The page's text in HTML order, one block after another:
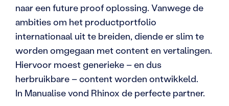
naar een future proof oplossing. Vanwege de
ambities om het productportfolio
internationaal uit te breiden, diende er slim te
worden omgegaan met content en vertalingen.
Hiervoor moest generieke – en dus
herbruikbare – content worden ontwikkeld.
In Manualise vond Rhinox de perfecte partner.